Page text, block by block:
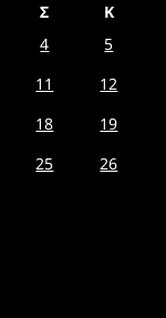
Σ
Κ
4
5
11
12
18
19
25
26